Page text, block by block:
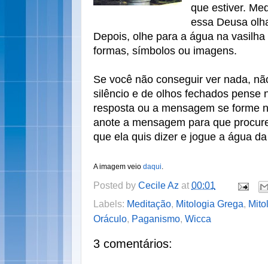
que estiver.
essa Deusa
Depois, olhe para a água na
formas, símbolos ou imagens.
Se você não conseguir ver nada,
silêncio e de olhos fechados pense
resposta ou a mensagem se forme
anote a mensagem para que
que ela quis dizer e jogue a água
A imagem veio daqui.
Posted by Cecile Az at 00:01
Labels: Meditação, Mitologia Grega,
Oráculo, Paganismo, Wicca
3 comentários: